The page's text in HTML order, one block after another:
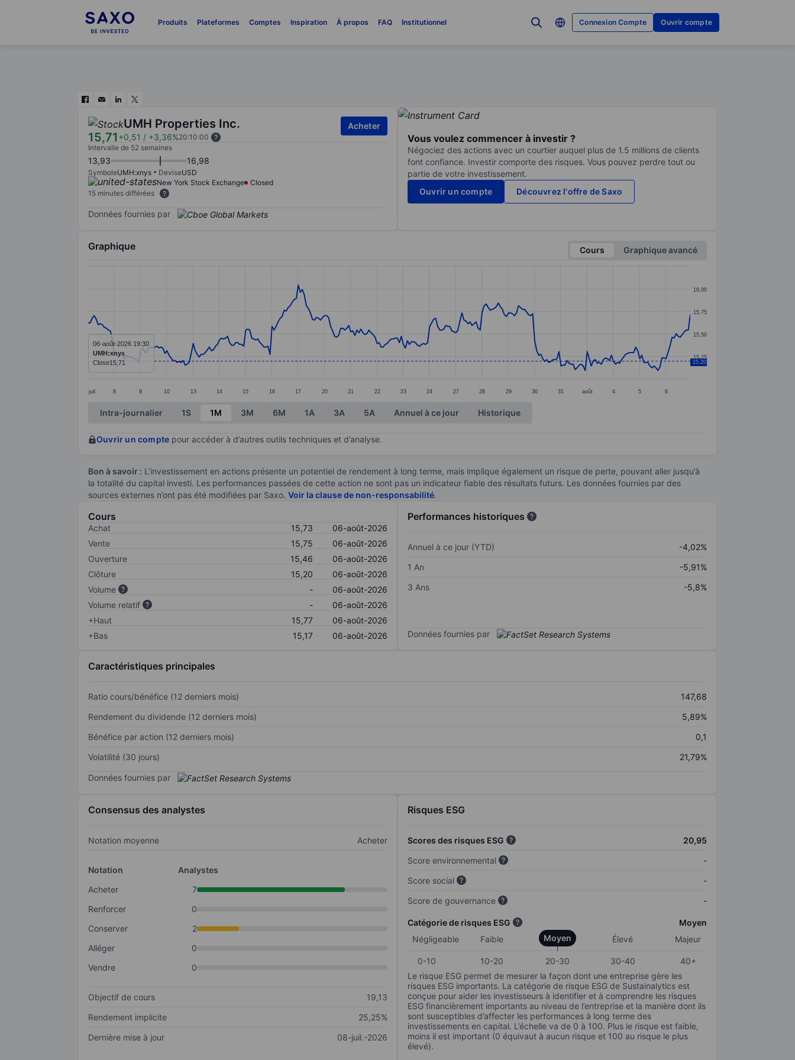
Produits Plateformes Comptes Inspiration À propos FAQ Institutionnel Connexion Compte Ouvrir compte
UMH Properties Inc.
15,71+0,51 / +3,36%20:10:00
Acheter
Intervalle de 52 semaines
13,93 16,98
SymboleUMH:xnys DeviseUSD
New York Stock Exchange
Closed
15 minutes différées
Données fournies par
Vous voulez commencer à investir ?
Négociez des actions avec un courtier auquel plus de 1.5 millions de clients
font confiance. Investir comporte des risques. Vous pouvez perdre tout ou
partie de votre investissement.
Ouvrir un compte
Découvrez l'offre de Saxo
Graphique Cours
Graphique avancé
The chart has 1 X axis displaying categories.
The chart has 1 Y axis displaying values. Data ranges from 15.09 to 16.04.
juil. 8 9 10 13 14 15 16 17 20 21 22 23 24 27 28 29 30 31 août 4 5 6
15,25
15,50
15,75
16,00
15,20
06-août-2026 19:30
UMH:xnys
Close15,71
End of interactive chart.
Intra-journalier 1S 1M 3M 6M 1A 3A 5A Annuel à ce jour Historique
Ouvrir un compte pour accéder à d’autres outils techniques et d’analyse.
Bon à savoir : L’investissement en actions présente un potentiel de rendement à long terme, mais implique également un risque de perte, pouvant aller jusqu’à
la totalité du capital investi. Les performances passées de cette action ne sont pas un indicateur fiable des résultats futurs. Les données fournies par des
sources externes n’ont pas été modifiées par Saxo. Voir la clause de non-responsabilité.
Cours
Achat 15,73
06-août-2026
Vente
15,75
06-août-2026
Ouverture
15,46
06-août-2026
Clôture
15,20
06-août-2026
Volume
-
06-août-2026
Volume relatif
-
06-août-2026
+Haut
15,77
06-août-2026
+Bas
15,17 06-août-2026
Performances historiques
Annuel à ce jour (YTD)
-4,02%
1 An
-5,91%
3 Ans
-5,8%
Données fournies par
Caractéristiques principales
Ratio cours/bénéfice (12 derniers mois)
147,68
Rendement du dividende (12 derniers mois)
5,89%
Bénéfice par action (12 derniers mois)
0,1
Volatilité (30 jours)
21,79%
Données fournies par
Consensus des analystes
Notation moyenne Acheter
Notation
Analystes
Acheter
7
Renforcer
0
Conserver
2
Alléger
0
Vendre
0
Objectif de cours
19,13
Rendement implicite
25,25%
Dernière mise à jour
08-juil.-2026
Risques ESG
Scores des risques ESG
20,95
Score environnemental
-
Score social
-
Score de gouvernance
-
Catégorie de risques ESG
Moyen
Négligeable
Faible Moyen Élevé Majeur
0-10 10-20 20-30 30-40
40+
Le risque ESG permet de mesurer la façon dont une entreprise gère les
risques ESG importants. La catégorie de risque ESG de Sustainalytics est
conçue pour aider les investisseurs à identifier et à comprendre les risques
ESG financièrement importants au niveau de l’entreprise et la manière dont ils
sont susceptibles d’affecter les performances à long terme des
investissements en capital. L’échelle va de 0 à 100. Plus le risque est faible,
moins il est important (0 équivaut à aucun risque et 100 au risque le plus
élevé).